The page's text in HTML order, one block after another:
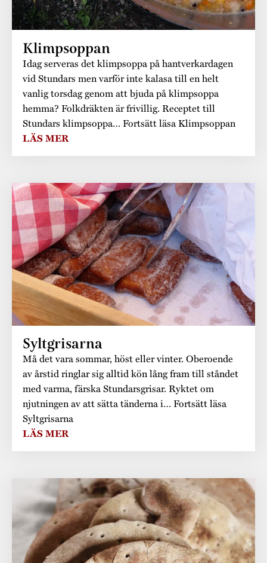
Klimpsoppan
Idag serveras det klimpsoppa på hantverkardagen
vid Stundars men varför inte kalasa till en helt
vanlig torsdag genom att bjuda på klimpsoppa
hemma? Folkdräkten är frivillig. Receptet till
Stundars klimpsoppa… Fortsätt läsa Klimpsoppan
LÄS MER
Syltgrisarna
Må det vara sommar, höst eller vinter. Oberoende
av årstid ringlar sig alltid kön lång fram till ståndet
med varma, färska Stundarsgrisar. Ryktet om
njutningen av att sätta tänderna i… Fortsätt läsa
Syltgrisarna
LÄS MER